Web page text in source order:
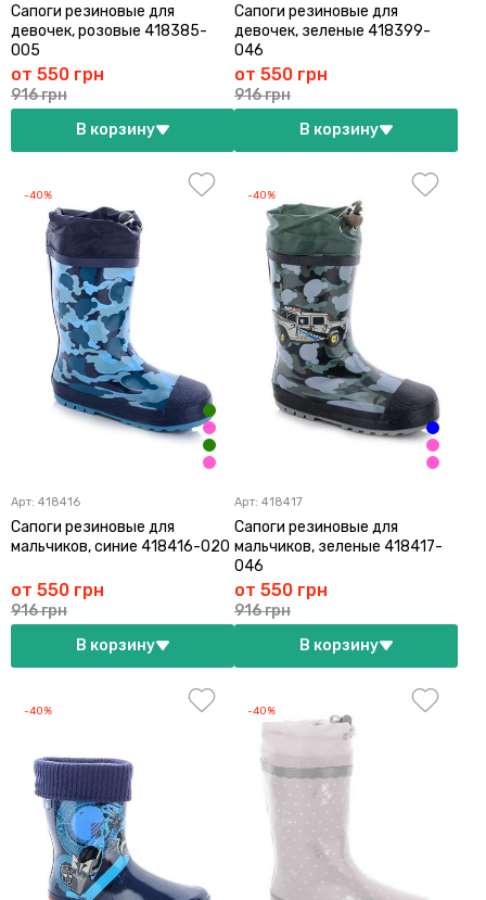
Сапоги резиновые для
девочек, розовые 418385-
005
от 550 грн
916 грн
В корзину
Сапоги резиновые для
девочек, зеленые 418399-
046
от 550 грн
916 грн
В корзину
-40%
Арт: 418416
Сапоги резиновые для
мальчиков, синие 418416-020
от 550 грн
916 грн
В корзину
-40%
Арт: 418417
Сапоги резиновые для
мальчиков, зеленые 418417-
046
от 550 грн
916 грн
В корзину
-40% -40%